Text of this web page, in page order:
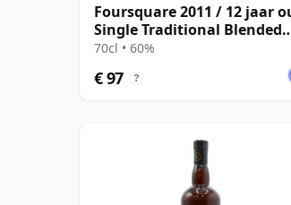
Foursquare 2011 / 12 jaar
Single Traditional Blended
Rum
70cl • 60%
€ 97 ?